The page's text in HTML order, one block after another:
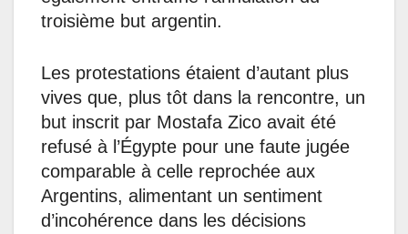
troisième but argentin.
Les protestations étaient d’autant plus
vives que, plus tôt dans la rencontre, un
but inscrit par Mostafa Zico avait été
refusé à l’Égypte pour une faute jugée
comparable à celle reprochée aux
Argentins, alimentant un sentiment
d’incohérence dans les décisions